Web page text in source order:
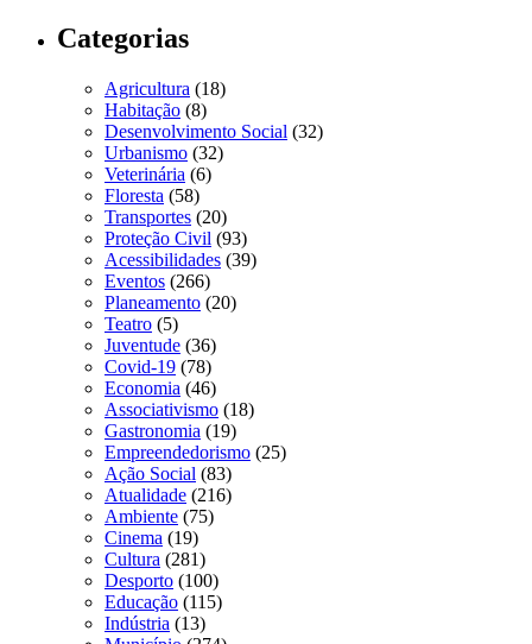
Categorias
Agricultura (18)
Habitação (8)
Desenvolvimento Social (32)
Urbanismo (32)
Veterinária (6)
Floresta (58)
Transportes (20)
Proteção Civil (93)
Acessibilidades (39)
Eventos (266)
Planeamento (20)
Teatro (5)
Juventude (36)
Covid-19 (78)
Economia (46)
Associativismo (18)
Gastronomia (19)
Empreendedorismo (25)
Ação Social (83)
Atualidade (216)
Ambiente (75)
Cinema (19)
Cultura (281)
Desporto (100)
Educação (115)
Indústria (13)